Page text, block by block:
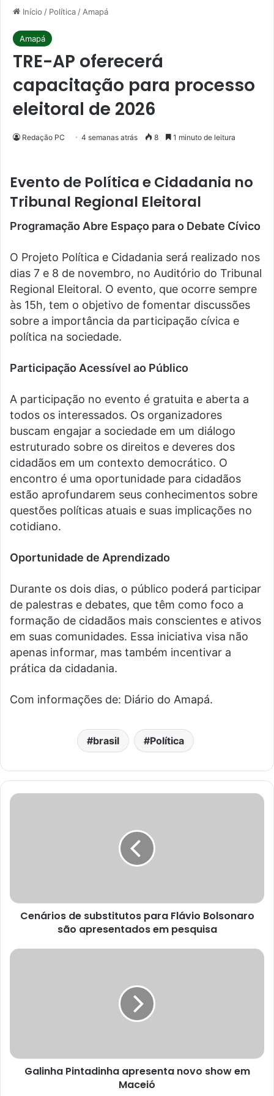
Início / Política / Amapá
Amapá
TRE-AP oferecerá
capacitação para processo
eleitoral de 2026
Redação PC 4 semanas atrás 8 1 minuto de leitura
Evento de Política e Cidadania no
Tribunal Regional Eleitoral
Programação Abre Espaço para o Debate Cívico
O Projeto Política e Cidadania será realizado nos
dias 7 e 8 de novembro, no Auditório do Tribunal
Regional Eleitoral. O evento, que ocorre sempre
às 15h, tem o objetivo de fomentar discussões
sobre a importância da participação cívica e
política na sociedade.
Participação Acessível ao Público
A participação no evento é gratuita e aberta a
todos os interessados. Os organizadores
buscam engajar a sociedade em um diálogo
estruturado sobre os direitos e deveres dos
cidadãos em um contexto democrático. O
encontro é uma oportunidade para cidadãos
estão aprofundarem seus conhecimentos sobre
questões políticas atuais e suas implicações no
cotidiano.
Oportunidade de Aprendizado
Durante os dois dias, o público poderá participar
de palestras e debates, que têm como foco a
formação de cidadãos mais conscientes e ativos
em suas comunidades. Essa iniciativa visa não
apenas informar, mas também incentivar a
prática da cidadania.
Com informações de: Diário do Amapá.
brasil Política
Cenários de substitutos para Flávio Bolsonaro
são apresentados em pesquisa
Galinha Pintadinha apresenta novo show em
Maceió